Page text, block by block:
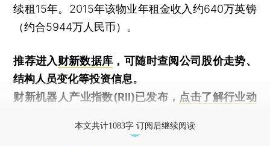
续租15年。2015年该物业年租金收入约640万英镑
（约合5944万人民币）。
推荐进入财新数据库 ，可随时查阅公司股价走势、
结构人员变化等投资信息。
财新机器人产业指数(RII)已发布， 点击了解行业动
本文共计1083字 订阅后继续阅读